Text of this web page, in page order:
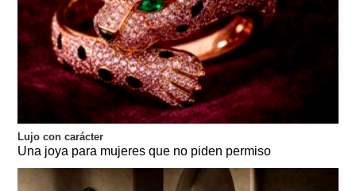
Lujo con carácter
Una joya para mujeres que no piden permiso